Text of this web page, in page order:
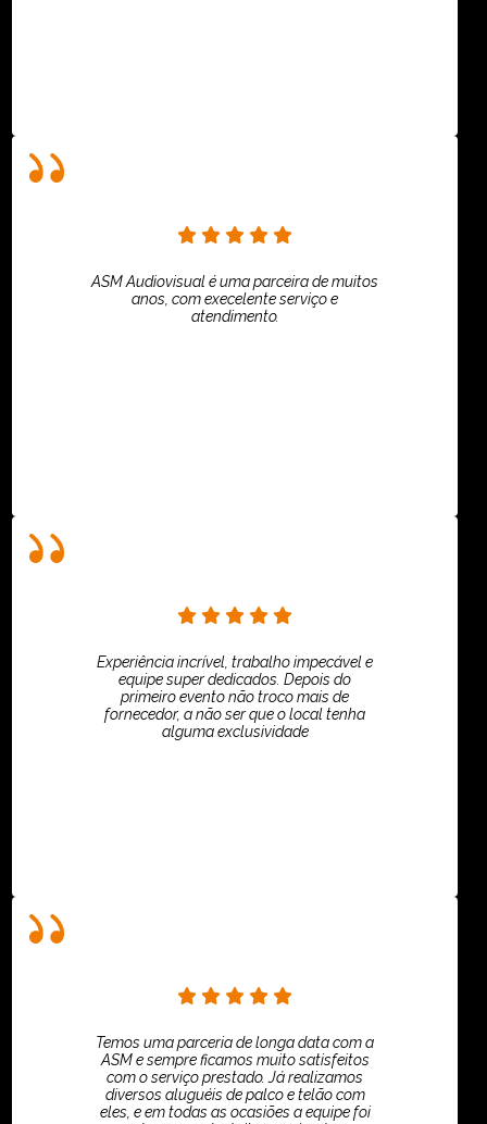
ASM Audiovisual é uma parceira de muitos
anos, com execelente serviço e
atendimento.
Experiência incrível, trabalho impecável e
equipe super dedicados. Depois do
primeiro evento não troco mais de
fornecedor, a não ser que o local tenha
alguma exclusividade
Temos uma parceria de longa data com a
ASM e sempre ficamos muito satisfeitos
com o serviço prestado. Já realizamos
diversos aluguéis de palco e telão com
eles, e em todas as ocasiões a equipe foi